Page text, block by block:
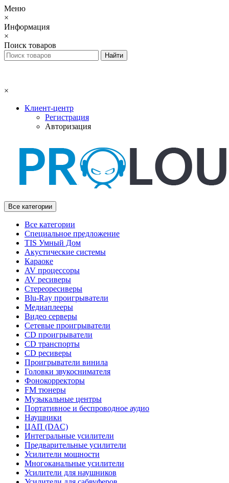
Меню
×
Информация
×
Поиск товаров
×
Клиент-центр
Регистрация
Авторизация
Все категории
Все категории
Специальное предложение
TIS Умный Дом
Акустические системы
Караоке
AV процессоры
AV ресиверы
Стереоресиверы
Blu-Ray проигрыватели
Медиаплееры
Видео серверы
Сетевые проигрыватели
CD проигрыватели
CD транспорты
CD ресиверы
Проигрыватели винила
Головки звукоснимателя
Фонокорректоры
FM тюнеры
Музыкальные центры
Портативное и беспроводное аудио
Наушники
ЦАП (DAC)
Интегральные усилители
Предварительные усилители
Усилители мощности
Многоканальные усилители
Усилители для наушников